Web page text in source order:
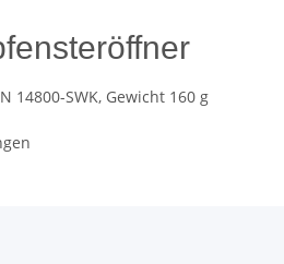
14800-SWK, Gewicht 160 g